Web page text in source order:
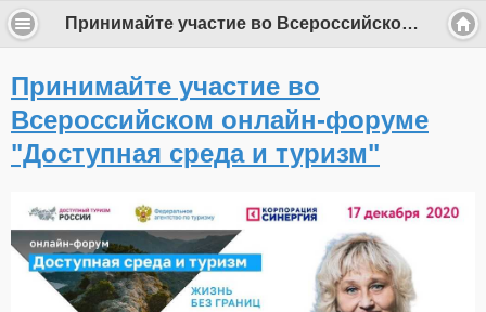
Принимайте участие во Всероссийском онлайн-форуме "Доступная среда и туризм"
Принимайте участие во
Всероссийском онлайн-форуме
"Доступная среда и туризм"